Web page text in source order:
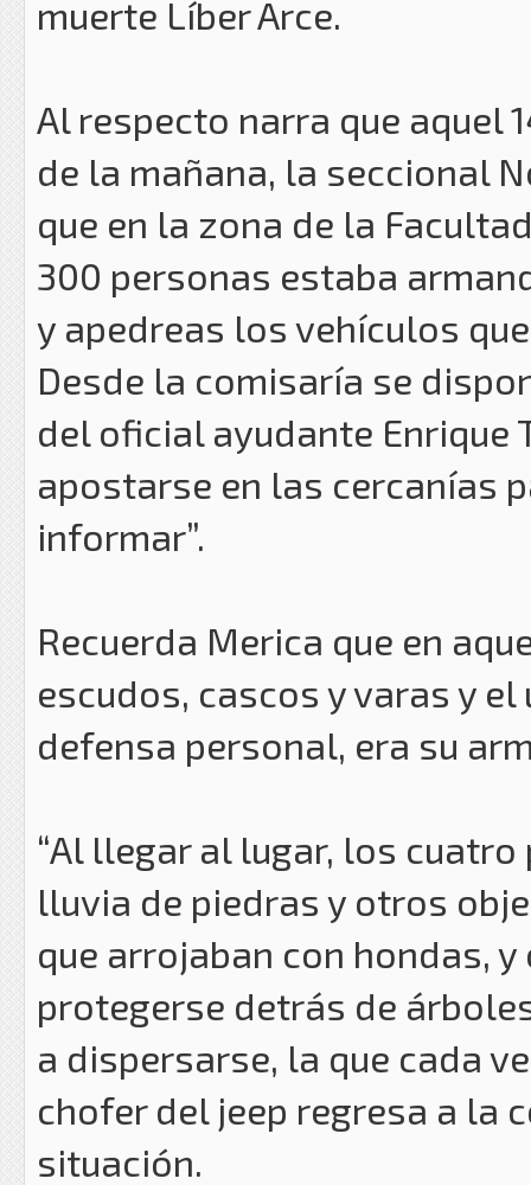
muerte Líber Arce.
Al respecto narra que aquel
de la mañana, la seccional
que en la zona de la
300 personas estaba
y apedreas los vehículos
Desde la comisaría se
del oficial ayudante Enrique
apostarse en las cercanías
informar”.
Recuerda Merica que en
escudos, cascos y varas y
defensa personal, era su
“Al llegar al lugar, los
lluvia de piedras y otros
que arrojaban con hondas,
protegerse detrás de
a dispersarse, la que cada
chofer del jeep regresa a la
situación.